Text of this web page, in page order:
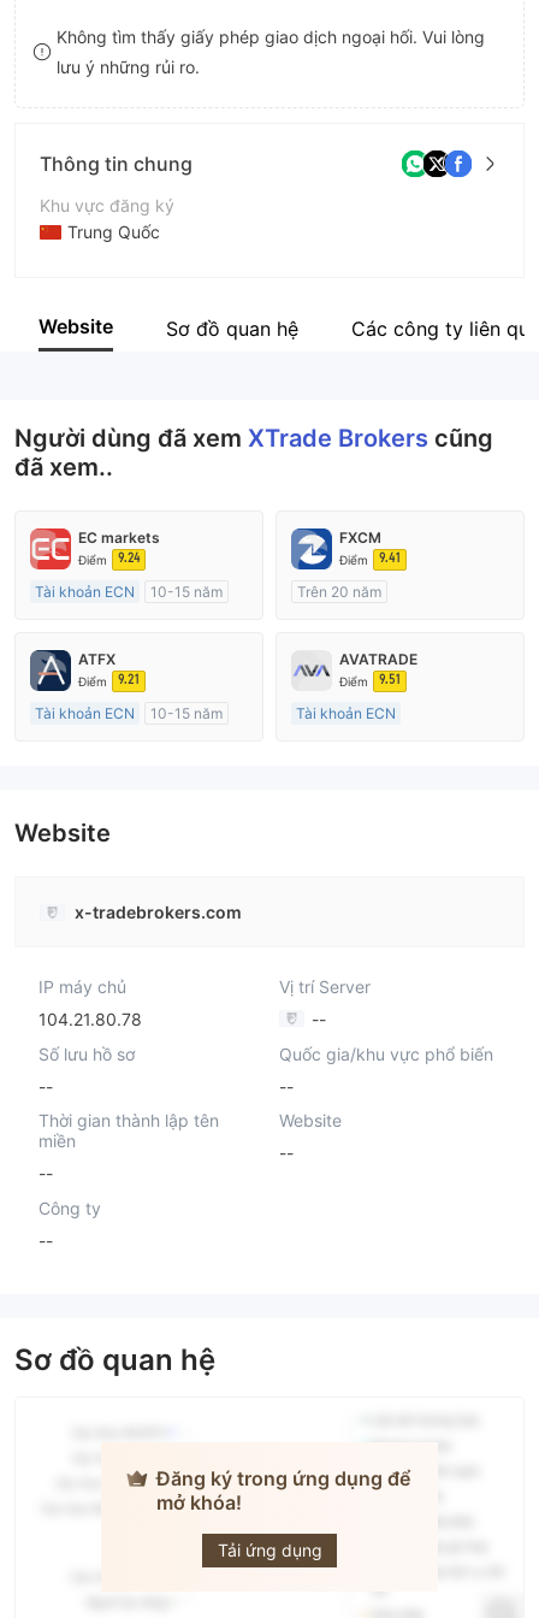
8
9
Không tìm thấy giấy phép giao dịch ngoại hối. Vui lòng
lưu ý những rủi ro.
Thông tin chung
Khu vực đăng ký
Trung Quốc
Tên công ty
Website Sơ đồ quan hệ Các công ty liên
Người dùng đã xem XTrade Brokers cũng
đã xem..
EC markets
Điểm 9.24
Tài khoản ECN
10-15 năm
MT4 Chính thức
FXCM
Điểm 9.41
Trên 20 năm
MT4 Chính thức
ATFX
Điểm 9.21
Tài khoản ECN
10-15 năm
AVATRADE
Điểm 9.51
Tài khoản ECN
Website
x-tradebrokers.com
IP máy chủ
104.21.80.78
Vị trí Server
--
Số lưu hồ sơ
--
Quốc gia/khu vực phổ biến
--
Thời gian thành lập tên
miền
--
Website
--
Công ty
--
Sơ đồ quan hệ
Đăng ký trong ứng dụng để
mở khóa!
Tải ứng dụng
XTrade